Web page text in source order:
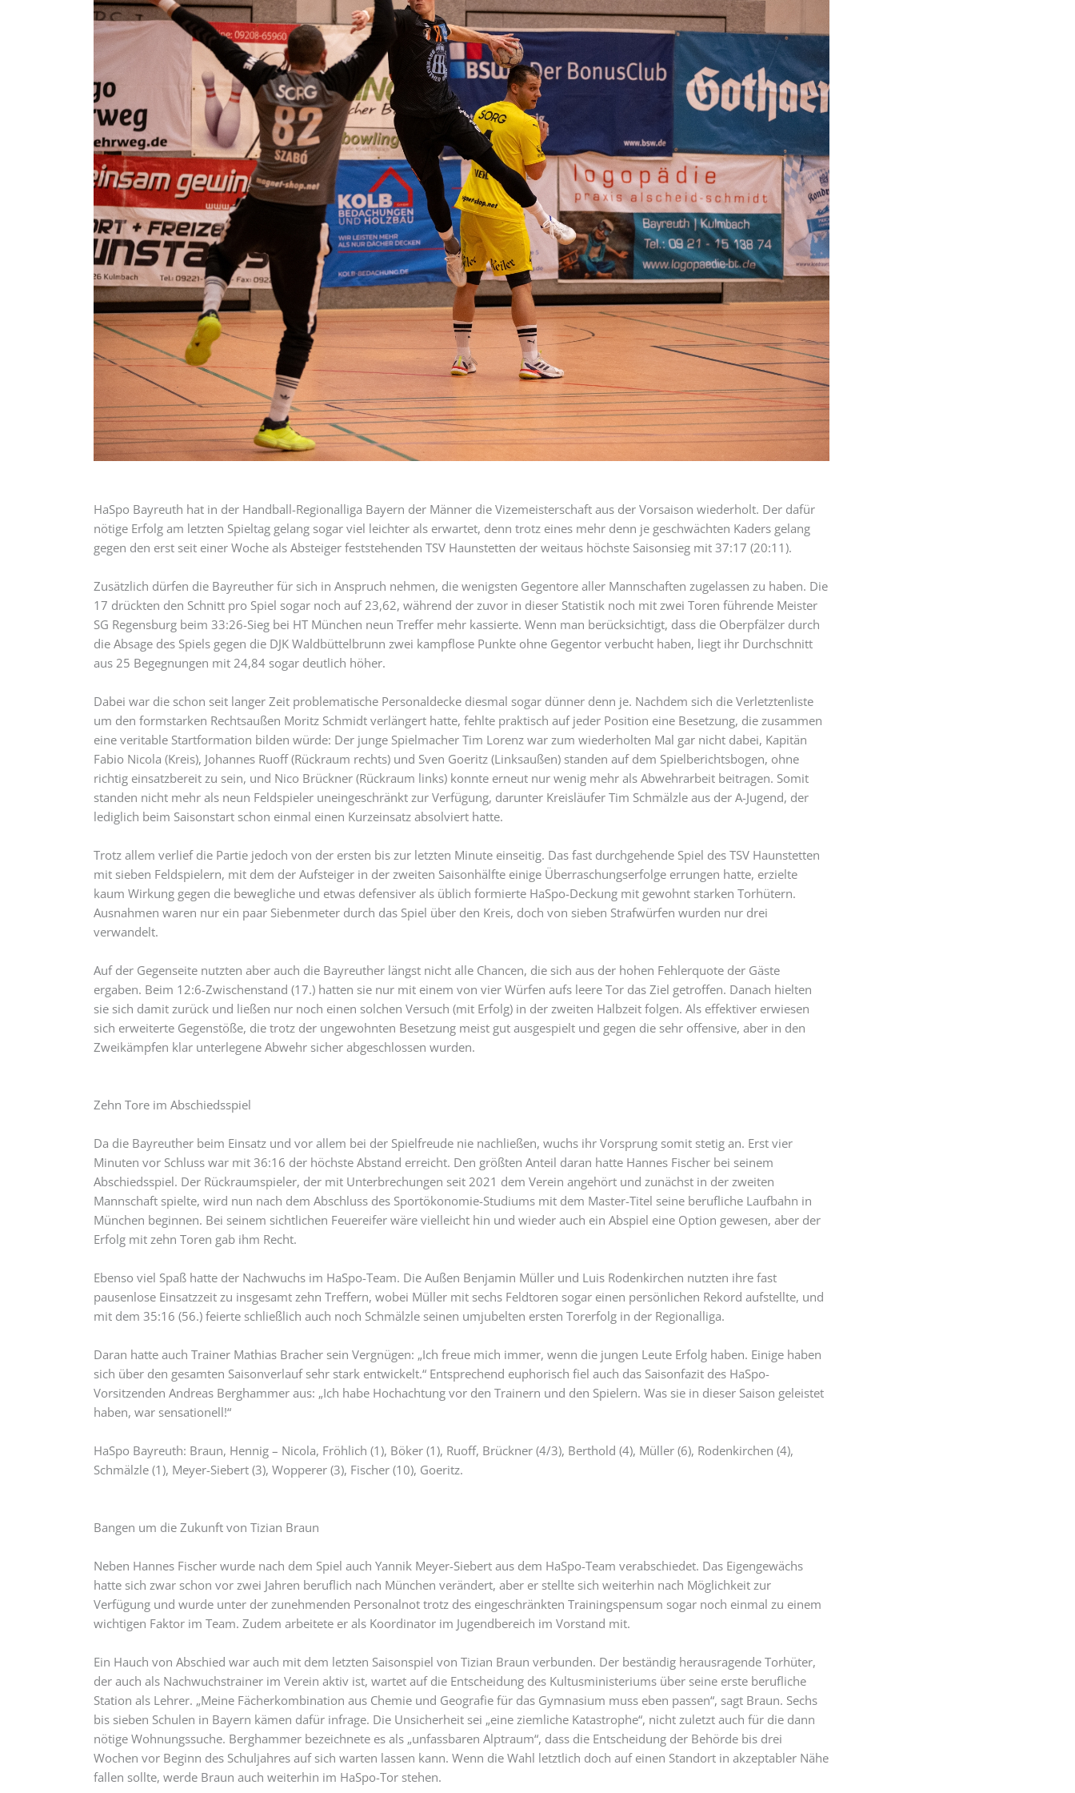
HaSpo Bayreuth hat in der Handball-Regionalliga Bayern der Männer die Vizemeisterschaft aus der Vorsaison wiederholt. Der dafür
nötige Erfolg am letzten Spieltag gelang sogar viel leichter als erwartet, denn trotz eines mehr denn je geschwächten Kaders gelang
gegen den erst seit einer Woche als Absteiger feststehenden TSV Haunstetten der weitaus höchste Saisonsieg mit 37:17 (20:11).
Zusätzlich dürfen die Bayreuther für sich in Anspruch nehmen, die wenigsten Gegentore aller Mannschaften zugelassen zu haben. Die
17 drückten den Schnitt pro Spiel sogar noch auf 23,62, während der zuvor in dieser Statistik noch mit zwei Toren führende Meister
SG Regensburg beim 33:26-Sieg bei HT München neun Treffer mehr kassierte. Wenn man berücksichtigt, dass die Oberpfälzer durch
die Absage des Spiels gegen die DJK Waldbüttelbrunn zwei kampflose Punkte ohne Gegentor verbucht haben, liegt ihr Durchschnitt
aus 25 Begegnungen mit 24,84 sogar deutlich höher.
Dabei war die schon seit langer Zeit problematische Personaldecke diesmal sogar dünner denn je. Nachdem sich die Verletztenliste
um den formstarken Rechtsaußen Moritz Schmidt verlängert hatte, fehlte praktisch auf jeder Position eine Besetzung, die zusammen
eine veritable Startformation bilden würde: Der junge Spielmacher Tim Lorenz war zum wiederholten Mal gar nicht dabei, Kapitän
Fabio Nicola (Kreis), Johannes Ruoff (Rückraum rechts) und Sven Goeritz (Linksaußen) standen auf dem Spielberichtsbogen, ohne
richtig einsatzbereit zu sein, und Nico Brückner (Rückraum links) konnte erneut nur wenig mehr als Abwehrarbeit beitragen. Somit
standen nicht mehr als neun Feldspieler uneingeschränkt zur Verfügung, darunter Kreisläufer Tim Schmälzle aus der A-Jugend, der
lediglich beim Saisonstart schon einmal einen Kurzeinsatz absolviert hatte.
Trotz allem verlief die Partie jedoch von der ersten bis zur letzten Minute einseitig. Das fast durchgehende Spiel des TSV Haunstetten
mit sieben Feldspielern, mit dem der Aufsteiger in der zweiten Saisonhälfte einige Überraschungserfolge errungen hatte, erzielte
kaum Wirkung gegen die bewegliche und etwas defensiver als üblich formierte HaSpo-Deckung mit gewohnt starken Torhütern.
Ausnahmen waren nur ein paar Siebenmeter durch das Spiel über den Kreis, doch von sieben Strafwürfen wurden nur drei
verwandelt.
Auf der Gegenseite nutzten aber auch die Bayreuther längst nicht alle Chancen, die sich aus der hohen Fehlerquote der Gäste
ergaben. Beim 12:6-Zwischenstand (17.) hatten sie nur mit einem von vier Würfen aufs leere Tor das Ziel getroffen. Danach hielten
sie sich damit zurück und ließen nur noch einen solchen Versuch (mit Erfolg) in der zweiten Halbzeit folgen. Als effektiver erwiesen
sich erweiterte Gegenstöße, die trotz der ungewohnten Besetzung meist gut ausgespielt und gegen die sehr offensive, aber in den
Zweikämpfen klar unterlegene Abwehr sicher abgeschlossen wurden.
Zehn Tore im Abschiedsspiel
Da die Bayreuther beim Einsatz und vor allem bei der Spielfreude nie nachließen, wuchs ihr Vorsprung somit stetig an. Erst vier
Minuten vor Schluss war mit 36:16 der höchste Abstand erreicht. Den größten Anteil daran hatte Hannes Fischer bei seinem
Abschiedsspiel. Der Rückraumspieler, der mit Unterbrechungen seit 2021 dem Verein angehört und zunächst in der zweiten
Mannschaft spielte, wird nun nach dem Abschluss des Sportökonomie-Studiums mit dem Master-Titel seine berufliche Laufbahn in
München beginnen. Bei seinem sichtlichen Feuereifer wäre vielleicht hin und wieder auch ein Abspiel eine Option gewesen, aber der
Erfolg mit zehn Toren gab ihm Recht.
Ebenso viel Spaß hatte der Nachwuchs im HaSpo-Team. Die Außen Benjamin Müller und Luis Rodenkirchen nutzten ihre fast
pausenlose Einsatzzeit zu insgesamt zehn Treffern, wobei Müller mit sechs Feldtoren sogar einen persönlichen Rekord aufstellte, und
mit dem 35:16 (56.) feierte schließlich auch noch Schmälzle seinen umjubelten ersten Torerfolg in der Regionalliga.
Daran hatte auch Trainer Mathias Bracher sein Vergnügen: „Ich freue mich immer, wenn die jungen Leute Erfolg haben. Einige haben
sich über den gesamten Saisonverlauf sehr stark entwickelt.“ Entsprechend euphorisch fiel auch das Saisonfazit des HaSpo-
Vorsitzenden Andreas Berghammer aus: „Ich habe Hochachtung vor den Trainern und den Spielern. Was sie in dieser Saison geleistet
haben, war sensationell!“
HaSpo Bayreuth: Braun, Hennig – Nicola, Fröhlich (1), Böker (1), Ruoff, Brückner (4/3), Berthold (4), Müller (6), Rodenkirchen (4),
Schmälzle (1), Meyer-Siebert (3), Wopperer (3), Fischer (10), Goeritz.
Bangen um die Zukunft von Tizian Braun
Neben Hannes Fischer wurde nach dem Spiel auch Yannik Meyer-Siebert aus dem HaSpo-Team verabschiedet. Das Eigengewächs
hatte sich zwar schon vor zwei Jahren beruflich nach München verändert, aber er stellte sich weiterhin nach Möglichkeit zur
Verfügung und wurde unter der zunehmenden Personalnot trotz des eingeschränkten Trainingspensum sogar noch einmal zu einem
wichtigen Faktor im Team. Zudem arbeitete er als Koordinator im Jugendbereich im Vorstand mit.
Ein Hauch von Abschied war auch mit dem letzten Saisonspiel von Tizian Braun verbunden. Der beständig herausragende Torhüter,
der auch als Nachwuchstrainer im Verein aktiv ist, wartet auf die Entscheidung des Kultusministeriums über seine erste berufliche
Station als Lehrer. „Meine Fächerkombination aus Chemie und Geografie für das Gymnasium muss eben passen“, sagt Braun. Sechs
bis sieben Schulen in Bayern kämen dafür infrage. Die Unsicherheit sei „eine ziemliche Katastrophe“, nicht zuletzt auch für die dann
nötige Wohnungssuche. Berghammer bezeichnete es als „unfassbaren Alptraum“, dass die Entscheidung der Behörde bis drei
Wochen vor Beginn des Schuljahres auf sich warten lassen kann. Wenn die Wahl letztlich doch auf einen Standort in akzeptabler Nähe
fallen sollte, werde Braun auch weiterhin im HaSpo-Tor stehen.